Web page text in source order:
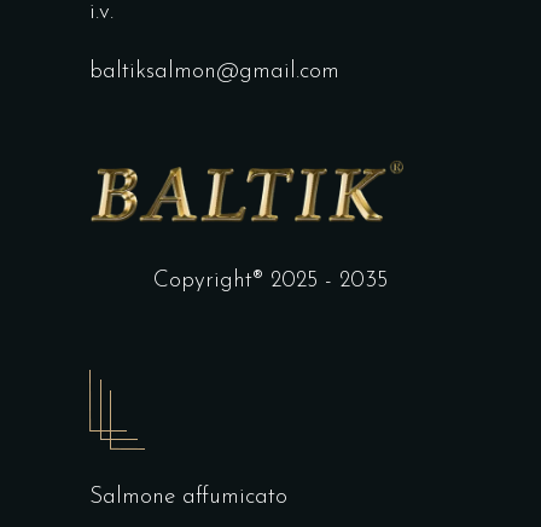
i.v.
baltiksalmon@gmail.com
Copyright® 2025 - 2035
Salmone affumicato